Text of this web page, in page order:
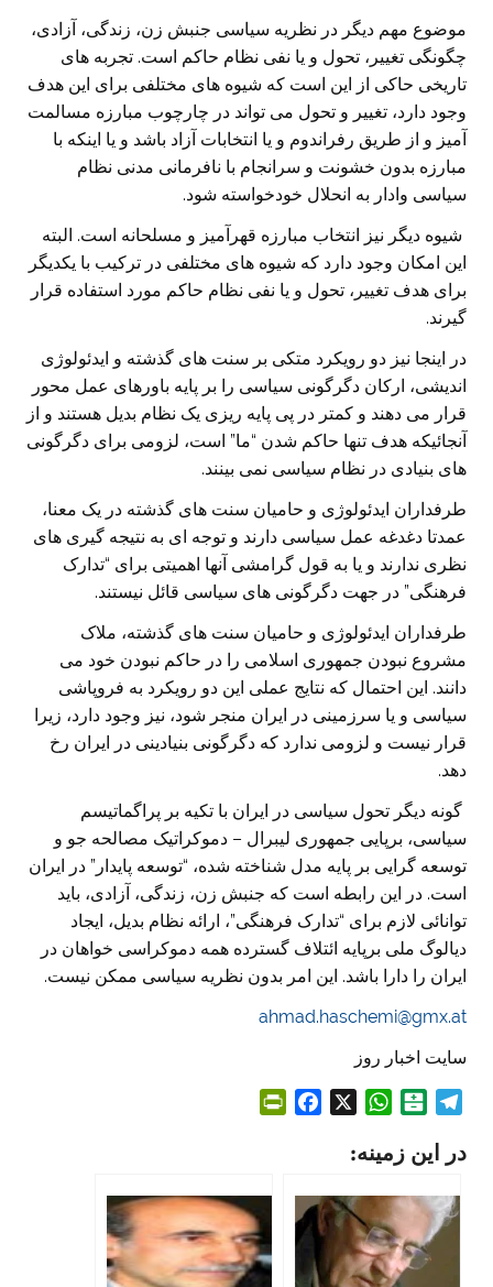
موضوع مهم دیگر در نظریه سیاسی جنبش زن، زندگی، آزادی،
چگونگی تغییر، تحول و یا نفی نظام حاکم است. تجربه های
تاریخی حاکی از این است که شیوه های مختلفی برای این هدف
وجود دارد، تغییر و تحول می تواند در چارچوب مبارزه مسالمت
آمیز و از طریق رفراندوم و یا انتخابات آزاد باشد و یا اینکه با
مبارزه بدون خشونت و سرانجام با نافرمانی مدنی نظام
سیاسی وادار به انحلال خودخواسته شود.
شیوه دیگر نیز انتخاب مبارزه قهرآمیز و مسلحانه است. البته
این امکان وجود دارد که شیوه های مختلفی در ترکیب با یکدیگر
برای هدف تغییر، تحول و یا نفی نظام حاکم مورد استفاده قرار
گیرند.
در اینجا نیز دو رویکرد متکی بر سنت های گذشته و ایدئولوژی
اندیشی، ارکان دگرگونی سیاسی را بر پایه باورهای عمل محور
قرار می دهند و کمتر در پی پایه ریزی یک نظام بدیل هستند و از
آنجائیکه هدف تنها حاکم شدن “ما” است، لزومی برای دگرگونی
های بنیادی در نظام سیاسی نمی بینند.
طرفداران ایدئولوژی و حامیان سنت های گذشته در یک معنا،
عمدتا دغدغه عمل سیاسی دارند و توجه ای به نتیجه گیری های
نظری ندارند و یا به قول گرامشی آنها اهمیتی برای “تدارک
فرهنگی” در جهت دگرگونی های سیاسی قائل نیستند.
طرفداران ایدئولوژی و حامیان سنت های گذشته، ملاک
مشروع نبودن جمهوری اسلامی را در حاکم نبودن خود می
دانند. این احتمال که نتایج عملی این دو رویکرد به فروپاشی
سیاسی و یا سرزمینی در ایران منجر شود، نیز وجود دارد، زیرا
قرار نیست و لزومی ندارد که دگرگونی بنیادینی در ایران رخ
دهد.
گونه دیگر تحول سیاسی در ایران با تکیه بر پراگماتیسم
سیاسی، برپایی جمهوری لیبرال – دموکراتیک مصالحه جو و
توسعه گرایی بر پایه مدل شناخته شده، “توسعه پایدار” در ایران
است. در این رابطه است که جنبش زن، زندگی، آزادی، باید
توانائی لازم برای “تدارک فرهنگی”، ارائه نظام بدیل، ایجاد
دیالوگ ملی برپایه ائتلاف گسترده همه دموکراسی خواهان در
ایران را دارا باشد. این امر بدون نظریه سیاسی ممکن نیست.
ahmad.haschemi@gmx.at
سایت اخبار روز
l
g
r
a
t
a
r
W
a
s
A
p
F
r
در این زمینه: